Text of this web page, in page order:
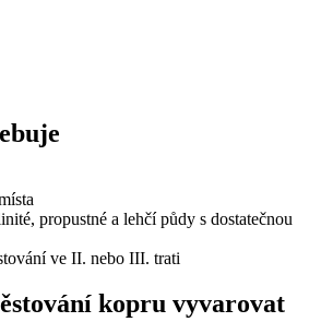
propustné a lehčí půdy s dostatečnou
ve II. nebo III. trati
kopru vyvarovat